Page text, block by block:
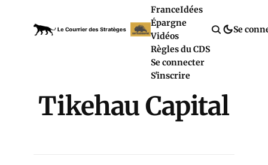
FranceIdées
Épargne
Vidéos
Règles du CDS
Se connecter
S'inscrire
Se
Tikehau Capital